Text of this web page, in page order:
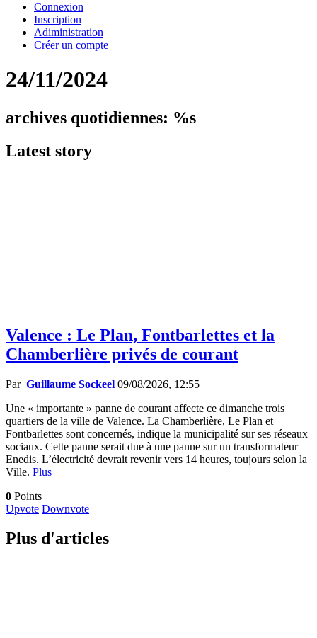
Connexion
Inscription
Adiministration
Créer un compte
24/11/2024
archives quotidiennes: %s
Latest story
Valence : Le Plan, Fontbarlettes et la
Chamberlière privés de courant
Par Guillaume Sockeel 09/08/2026, 12:55
Une « importante » panne de courant affecte ce dimanche trois
quartiers de la ville de Valence. La Chamberlière, Le Plan et
Fontbarlettes sont concernés, indique la municipalité sur ses réseaux
sociaux. Cette panne serait due à une panne sur un transformateur
Enedis. L’électricité devrait revenir vers 14 heures, toujours selon la
Ville. Plus
0 Points
Upvote Downvote
Plus d'articles